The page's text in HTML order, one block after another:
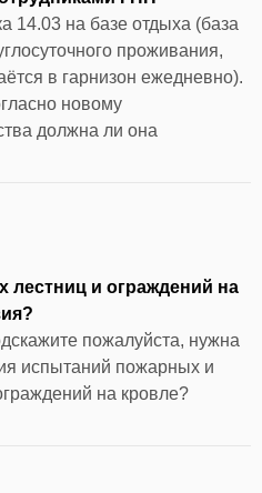
14.03 на базе отдыха (база
проживания,
в гарнизон ежедневно).
новому
должна ли она
и ограждений на
пожалуйста, нужна
испытаний пожарных и
на кровле?